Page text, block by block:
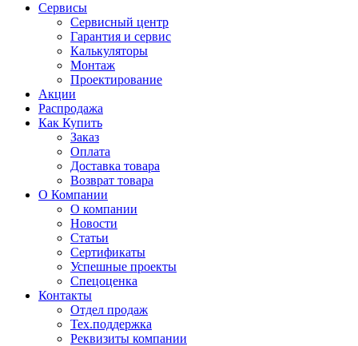
Сервисы
Сервисный центр
Гарантия и сервис
Калькуляторы
Монтаж
Проектирование
Акции
Распродажа
Как Купить
Заказ
Оплата
Доставка товара
Возврат товара
О Компании
О компании
Новости
Статьи
Сертификаты
Успешные проекты
Спецоценка
Контакты
Отдел продаж
Тех.поддержка
Реквизиты компании